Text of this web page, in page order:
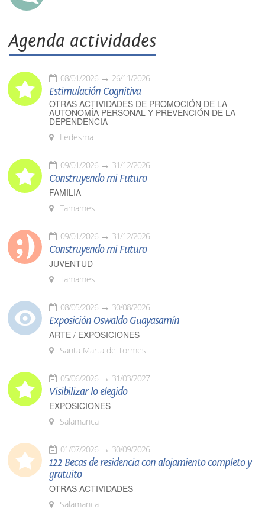
Agenda actividades
08/01/2026 26/11/2026
Estimulación Cognitiva
OTRAS ACTIVIDADES DE PROMOCIÓN DE LA
AUTONOMÍA PERSONAL Y PREVENCIÓN DE LA
DEPENDENCIA
Ledesma
09/01/2026 31/12/2026
Construyendo mi Futuro
FAMILIA
Tamames
09/01/2026 31/12/2026
Construyendo mi Futuro
JUVENTUD
Tamames
08/05/2026 30/08/2026
Exposición Oswaldo Guayasamín
ARTE / EXPOSICIONES
Santa Marta de Tormes
05/06/2026 31/03/2027
Visibilizar lo elegido
EXPOSICIONES
Salamanca
01/07/2026 30/09/2026
122 Becas de residencia con alojamiento completo y
gratuito
OTRAS ACTIVIDADES
Salamanca